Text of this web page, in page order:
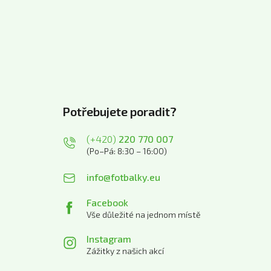
Potřebujete poradit?
(+420) 220 770 007
(Po–Pá: 8:30 – 16:00)
info@fotbalky.eu
Facebook
Vše důležité na jednom místě
Instagram
Zážitky z našich akcí